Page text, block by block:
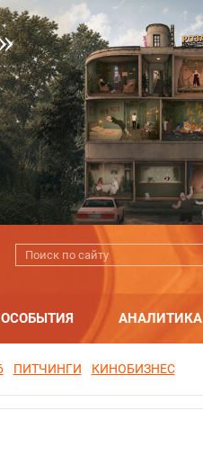
АНАЛИТИКА
ПИТЧИНГИ КИНОБИЗНЕС